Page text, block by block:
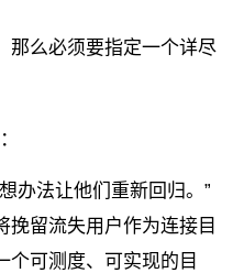
那么必须要指定一个详尽
办法让他们重新回归。”
挽留流失用户作为连接目
个可测度、可实现的目